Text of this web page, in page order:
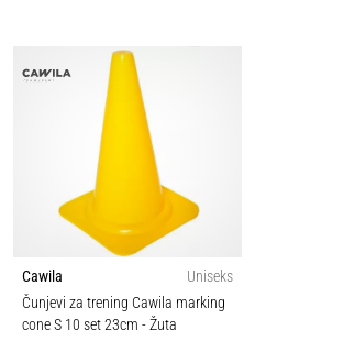
Cawila
Uniseks
Čunjevi za trening Cawila marking
cone S 10 set 23cm - Žuta